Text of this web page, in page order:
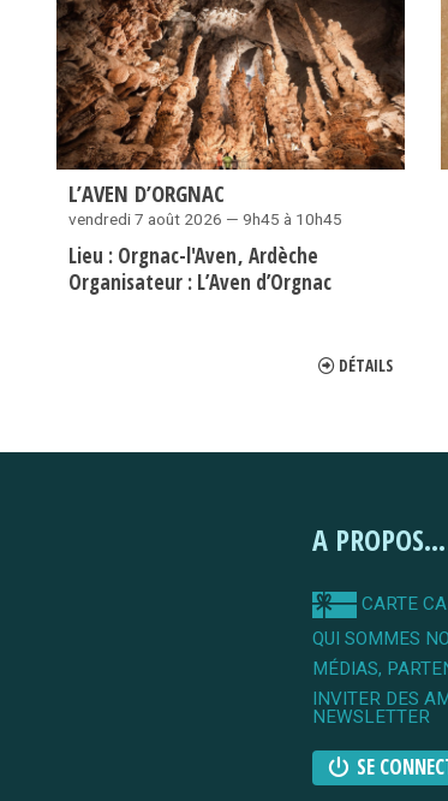
L’AVEN D’ORGNAC
vendredi 7 août 2026 — 9h45 à 10h45
Lieu : Orgnac-l'Aven Ardèche
Organisateur : L’Aven d’Orgnac
DÉTAILS
A PROPOS...
CARTE
QUI SOMMES
MÉDIAS,
INVITER DES
NEWSLETTER
SE